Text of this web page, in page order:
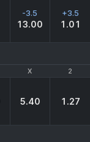
-3.5
13.00
+3.5
1.01
X 2
X 2
5.40 1.27